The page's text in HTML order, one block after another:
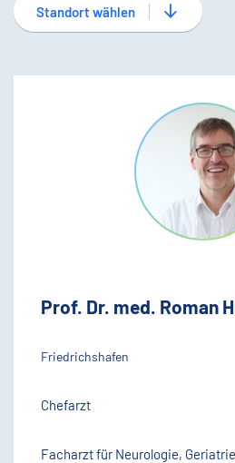
Standort wählen
Prof. Dr. med. Roman
Friedrichshafen
Chefarzt
Facharzt für Neurologie,